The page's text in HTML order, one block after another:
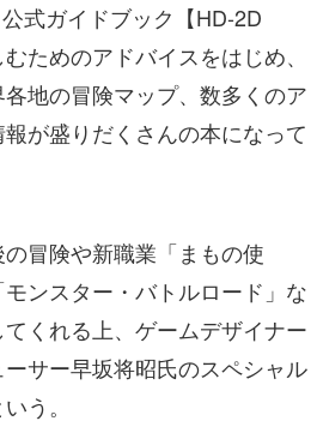
ガイドブック【HD-2D
ためのアドバイスをはじめ、
地の冒険マップ、数多くのア
が盛りだくさんの本になって
冒険や新職業「まもの使
ンスター・バトルロード」な
くれる上、ゲームデザイナー
サー早坂将昭氏のスペシャル
う。